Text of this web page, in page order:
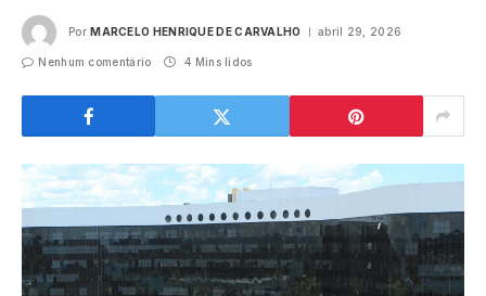
Por MARCELO HENRIQUE DE CARVALHO abril 29, 2026
Nenhum comentário 4 Mins lidos